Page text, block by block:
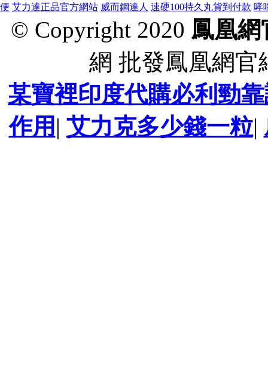
便 艾力達正品官方網站 威而鋼達人 速硬100持久丸貨到付款 哮
© Copyright 2020 鳳凰網
網 批發鳳凰網官
某寶裡印度代購必利勁
作用 | 艾力克多少錢一粒|